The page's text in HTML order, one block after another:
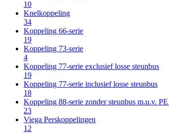
10
Knelkoppeling
34
Koppeling 66-serie
19
Koppeling 73-serie
4
Koppeling 77-serie exclusief losse steunbus
19
Koppeling 77-serie inclusief losse steunbus
18
Koppeling 88-serie zonder steunbus m.u.v.
23
Viega Perskoppelingen
12